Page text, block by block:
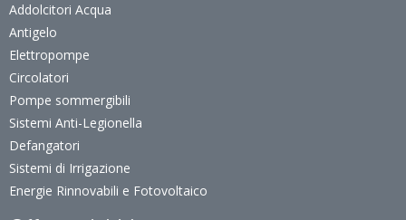
Addolcitori Acqua
Antigelo
Elettropompe
Circolatori
Pompe sommergibili
Sistemi Anti-Legionella
Defangatori
Sistemi di Irrigazione
Energie Rinnovabili e Fotovoltaico